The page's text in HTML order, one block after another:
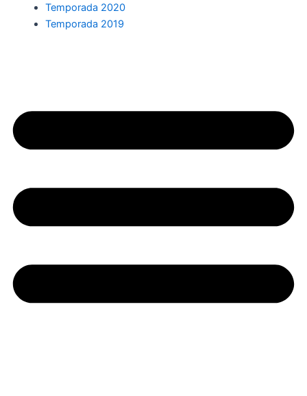
Temporada 2020
Temporada 2019